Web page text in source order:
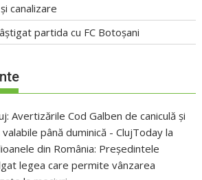
canalizare
partida cu FC Botoșani
Avertizările Cod Galben de caniculă și
până duminică - ClujToday la
din România: Președintele
legea care permite vânzarea